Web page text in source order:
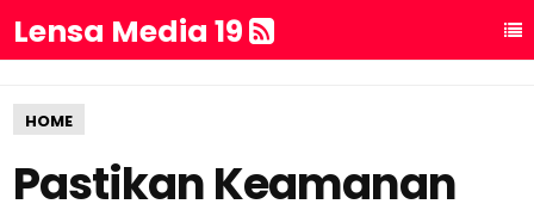
Lensa Media 19
HOME
Pastikan Keamanan